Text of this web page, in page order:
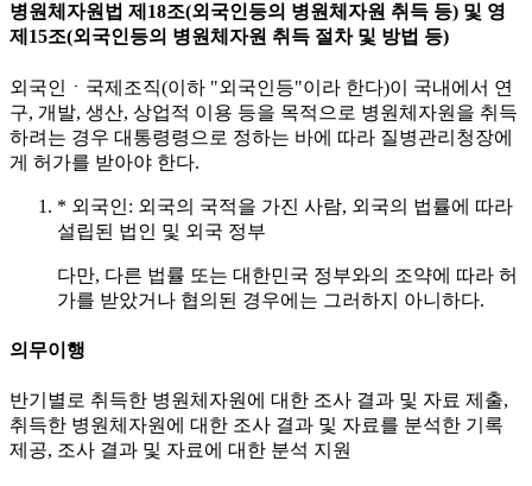
병원체자원법 제18조(외국인등의 병원체자원 취득 등) 및 영
제15조(외국인등의 병원체자원 취득 절차 및 방법 등)
외국인ㆍ국제조직(이하 "외국인등"이라 한다)이 국내에서 연
구, 개발, 생산, 상업적 이용 등을 목적으로 병원체자원을 취득
하려는 경우 대통령령으로 정하는 바에 따라 질병관리청장에
게 허가를 받아야 한다.
* 외국인: 외국의 국적을 가진 사람, 외국의 법률에 따라
설립된 법인 및 외국 정부
다만, 다른 법률 또는 대한민국 정부와의 조약에 따라 허
가를 받았거나 협의된 경우에는 그러하지 아니하다.
의무이행
반기별로 취득한 병원체자원에 대한 조사 결과 및 자료 제출,
취득한 병원체자원에 대한 조사 결과 및 자료를 분석한 기록
제공, 조사 결과 및 자료에 대한 분석 지원